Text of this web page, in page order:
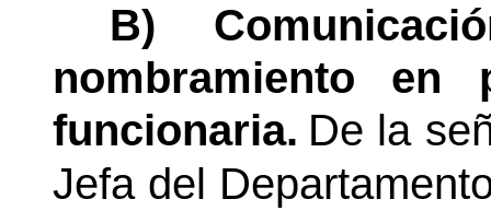
B)
nombramiento en
funcionaria. De la
Jefa del